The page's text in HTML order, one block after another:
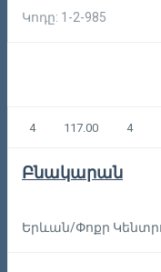
Կոդը: 1-2-985
4 117.00 4
Բնակարան
Երևան/Փոքր